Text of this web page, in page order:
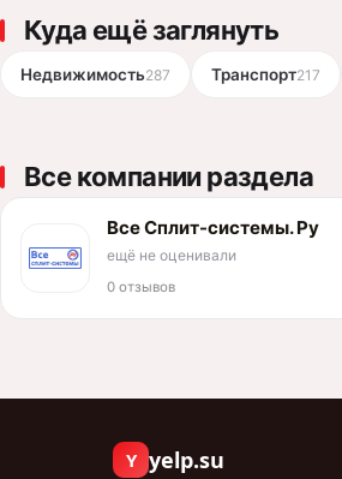
Куда ещё заглянуть
Недвижимость287 Транспорт217
Все компании раздела
Все Сплит-системы. Ру
ещё не оценивали
0 отзывов
Y yelp.su